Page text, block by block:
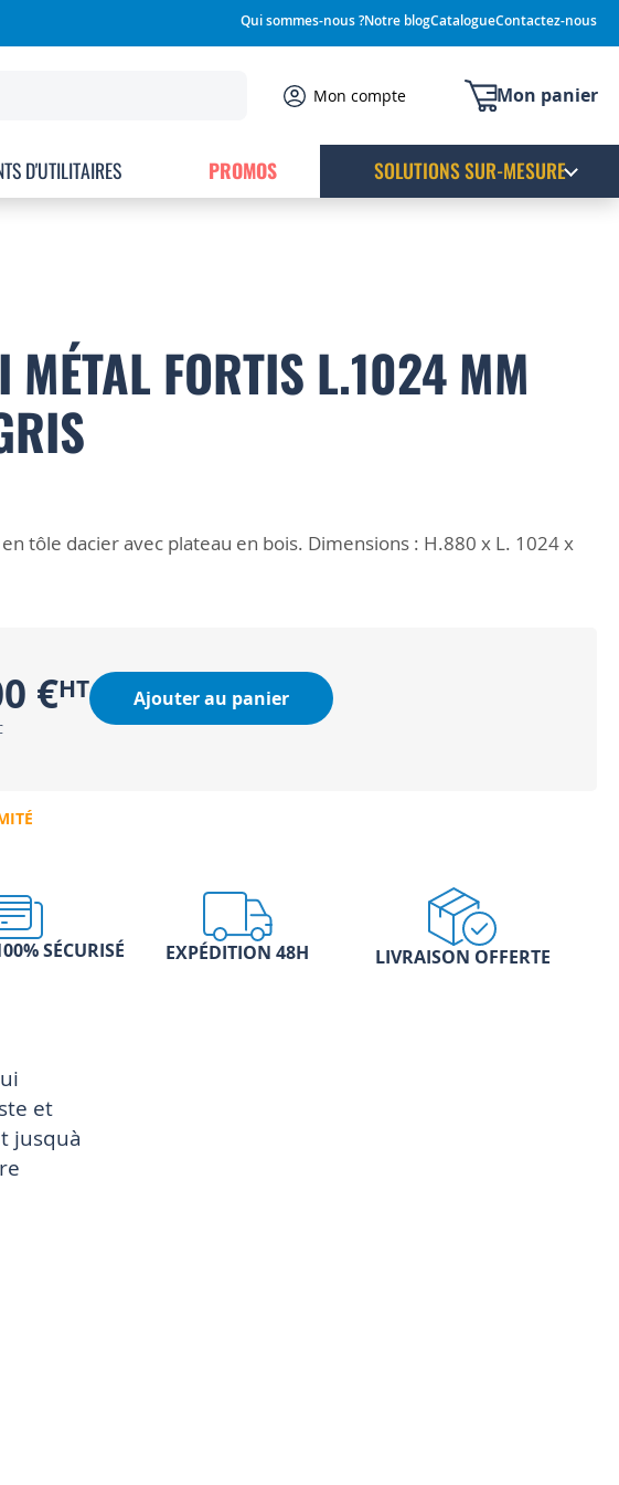
Qui sommes-nous ?Notre blogCatalogueContactez-nous
Mon panier
Mon compte
D'UTILITAIRES PROMOS SOLUTIONS SUR-MESURE
MÉTAL FORTIS L.1024 MM
en tôle dacier avec plateau en bois. Dimensions : H.880 x L. 1024 x
€ Ajouter au panier
SÉCURISÉ EXPÉDITION 48H LIVRAISON OFFERTE
et